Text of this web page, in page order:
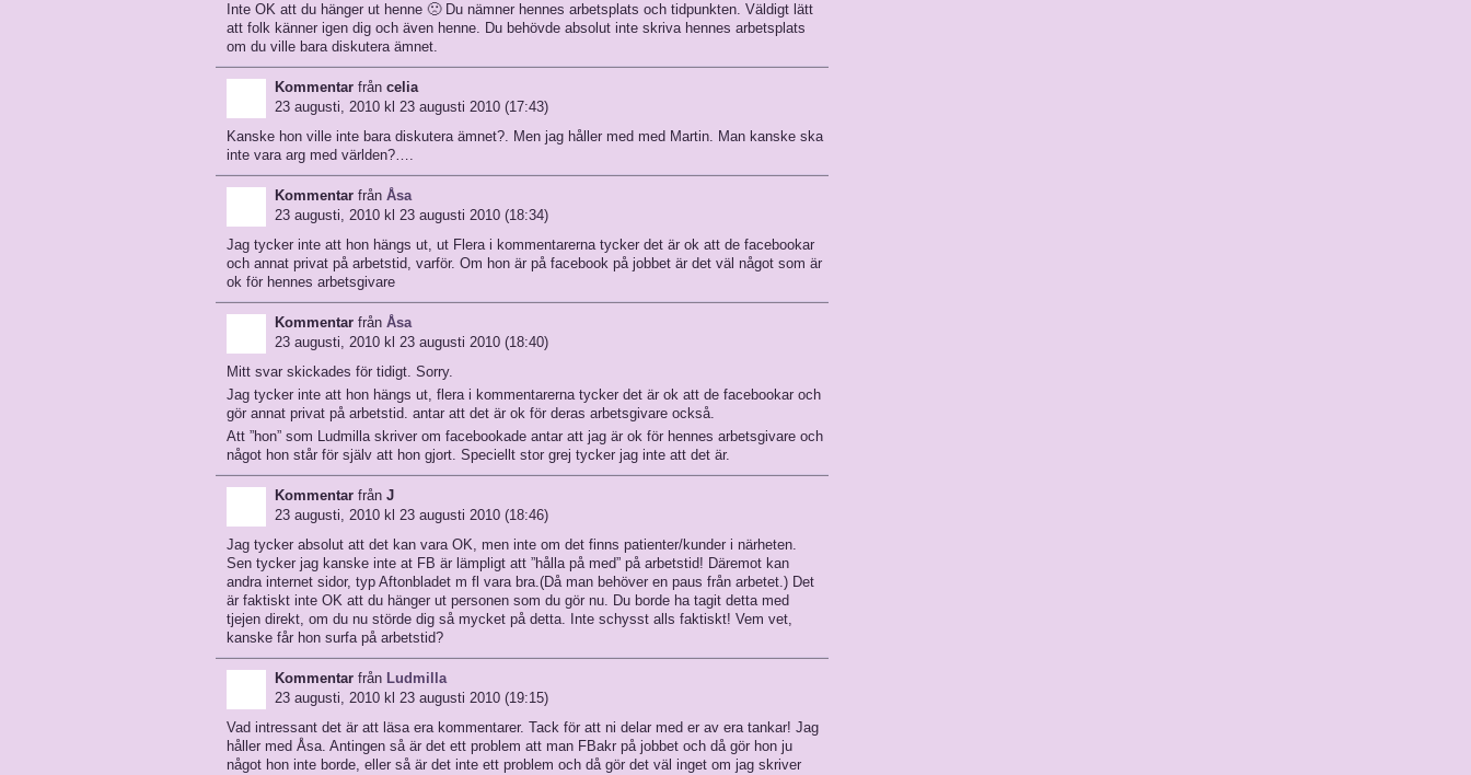
Inte OK att du hänger ut henne 🙁 Du nämner hennes arbetsplats och tidpunkten. Väldigt lätt
att folk känner igen dig och även henne. Du behövde absolut inte skriva hennes arbetsplats
om du ville bara diskutera ämnet.
Kommentar från celia
23 augusti, 2010 kl 23 augusti 2010 (17:43)
Kanske hon ville inte bara diskutera ämnet?. Men jag håller med med Martin. Man kanske ska
inte vara arg med världen?….
Kommentar från Åsa
23 augusti, 2010 kl 23 augusti 2010 (18:34)
Jag tycker inte att hon hängs ut, ut Flera i kommentarerna tycker det är ok att de facebookar
och annat privat på arbetstid, varför. Om hon är på facebook på jobbet är det väl något som är
ok för hennes arbetsgivare
Kommentar från Åsa
23 augusti, 2010 kl 23 augusti 2010 (18:40)
Mitt svar skickades för tidigt. Sorry.
Jag tycker inte att hon hängs ut, flera i kommentarerna tycker det är ok att de facebookar och
gör annat privat på arbetstid. antar att det är ok för deras arbetsgivare också.
Att ”hon” som Ludmilla skriver om facebookade antar att jag är ok för hennes arbetsgivare och
något hon står för själv att hon gjort. Speciellt stor grej tycker jag inte att det är.
Kommentar från J
23 augusti, 2010 kl 23 augusti 2010 (18:46)
Jag tycker absolut att det kan vara OK, men inte om det finns patienter/kunder i närheten.
Sen tycker jag kanske inte at FB är lämpligt att ”hålla på med” på arbetstid! Däremot kan
andra internet sidor, typ Aftonbladet m fl vara bra.(Då man behöver en paus från arbetet.) Det
är faktiskt inte OK att du hänger ut personen som du gör nu. Du borde ha tagit detta med
tjejen direkt, om du nu störde dig så mycket på detta. Inte schysst alls faktiskt! Vem vet,
kanske får hon surfa på arbetstid?
Kommentar från Ludmilla
23 augusti, 2010 kl 23 augusti 2010 (19:15)
Vad intressant det är att läsa era kommentarer. Tack för att ni delar med er av era tankar! Jag
håller med Åsa. Antingen så är det ett problem att man FBakr på jobbet och då gör hon ju
något hon inte borde, eller så är det inte ett problem och då gör det väl inget om jag skriver